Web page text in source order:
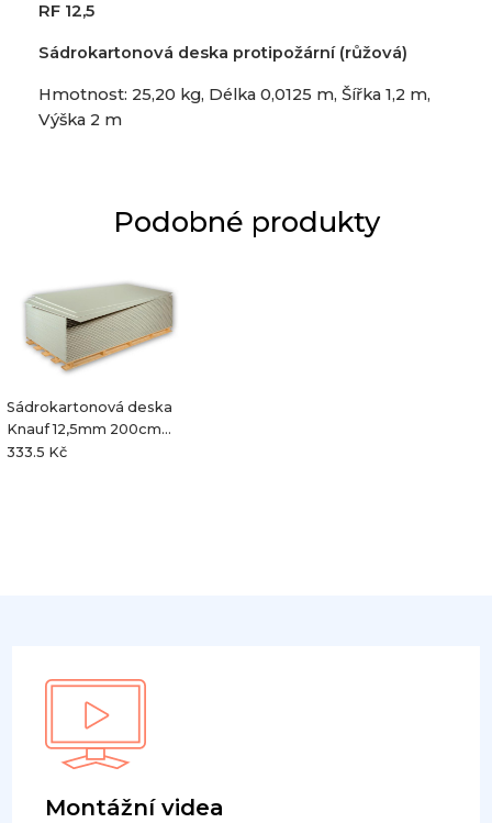
RF 12,5
Sádrokartonová deska protipožární (růžová)
Hmotnost: 25,20 kg, Délka 0,0125 m, Šířka 1,2 m,
Výška 2 m
Podobné produkty
Sádrokartonová deska
Knauf 12,5mm 200cm
GKB/GKBi/GKF
333.5 Kč
Montážní videa